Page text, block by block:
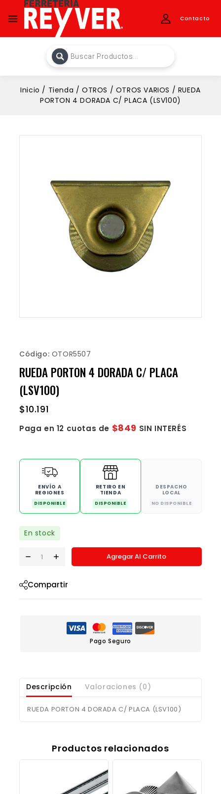
Contacto
Inicio / Tienda / OTROS / OTROS VARIOS / RUEDA
PORTON 4 DORADA C/ PLACA (LSV100)
Código: OTOR5507
RUEDA PORTON 4 DORADA C/ PLACA
(LSV100)
$10.191
Paga en 12 cuotas de $849 SIN INTERÉS
ENVÍO A
REGIONES
DISPONIBLE
RETIRO EN
TIENDA
DISPONIBLE
DESPACHO
LOCAL
NO DISPONIBLE
En stock
Agregar Al Carrito
Compartir
Pago Seguro
Descripción Valoraciones (0)
RUEDA PORTON 4 DORADA C/ PLACA (LSV100)
Productos relacionados